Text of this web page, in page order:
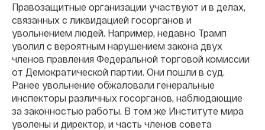
Правозащитные организации участвуют и в делах,
связанных с ликвидацией госорганов и
увольнением людей. Например, недавно Трамп
уволил с вероятным нарушением закона двух
членов правления Федеральной торговой комиссии
от Демократической партии. Они пошли в суд.
Ранее увольнение обжаловали генеральные
инспекторы различных госорганов, наблюдающие
за законностью работы. В том же Институте мира
уволены и директор, и часть членов совета